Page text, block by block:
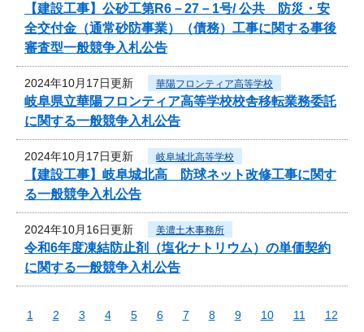
【建設工事】公砂工第R6－27－1号/ 公共 防災・安
全交付金（通常砂防事業）（債務）工事に関する事後
審査型一般競争入札公告
2024年10月17日更新 華陽フロンティア高等学校
岐阜県立華陽フロンティア高等学校校舎移転業務委託
に関する一般競争入札公告
2024年10月17日更新 岐阜城北高等学校
【建設工事】岐阜城北高 防球ネット改修工事に関す
る一般競争入札公告
2024年10月16日更新 美濃土木事務所
令和6年度凍結防止剤（塩化ナトリウム）の単価契約
に関する一般競争入札公告
1 2 3 4 5 6 7 8 9 10 11
12